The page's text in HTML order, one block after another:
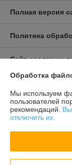
Полная версия
Политика
Сайт создан на
Информация для
Индивидуальный
г. Минск, ул.
Регистрационный
Регистрационный
Обработка
Мы используем
пользователей
рекомендаций.
отключить их.